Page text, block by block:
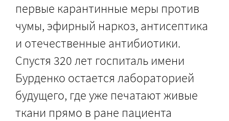
первые карантинные меры против
чумы, эфирный наркоз, антисептика
и отечественные антибиотики.
Спустя 320 лет госпиталь имени
Бурденко остается лабораторией
будущего, где уже печатают живые
ткани прямо в ране пациента